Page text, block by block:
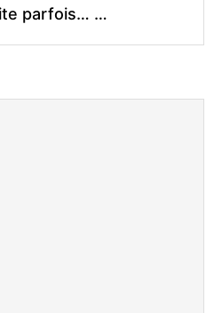
parfois… …